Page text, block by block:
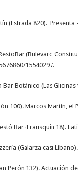
(Estrada 820).
(Bulevard
15540297.
Bar Botánico (Las
100). Marcos Martín, el
Bar (Erausquin 18).
(Galarza casi
Perón 132). Actuación